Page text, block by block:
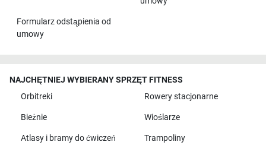
Formularz odstąpienia od
umowy
NAJCHĘTNIEJ WYBIERANY SPRZĘT FITNESS
Orbitreki
Rowery stacjonarne
Bieżnie Wioślarze
Atlasy i bramy do ćwiczeń Trampoliny